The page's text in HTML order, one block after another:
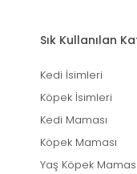
Sık Kullanılan
Kedi İsimleri
Köpek İsimleri
Kedi Maması
Köpek Maması
Yaş Köpek Maması